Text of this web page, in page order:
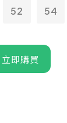
52 54